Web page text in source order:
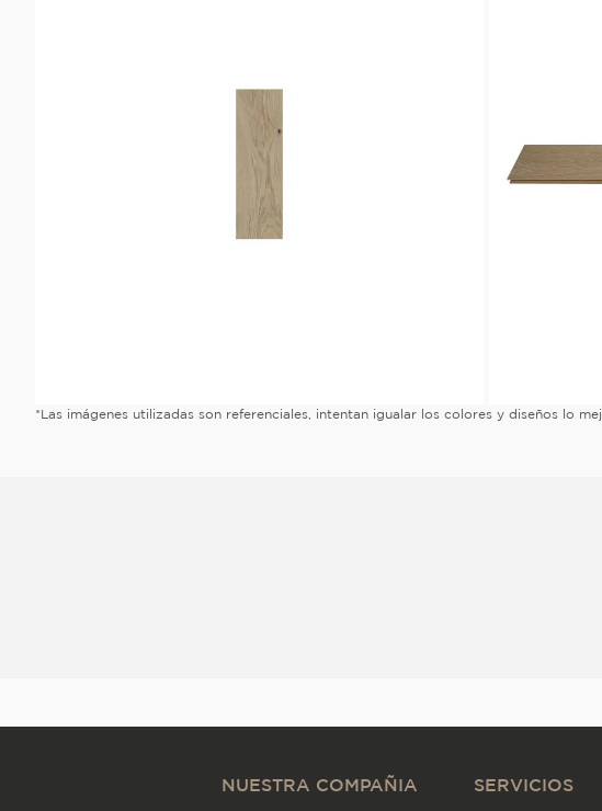
*Las imágenes utilizadas son referenciales, intentan igualar los colores y diseños lo
NUESTRA COMPAÑIA SERVICIOS